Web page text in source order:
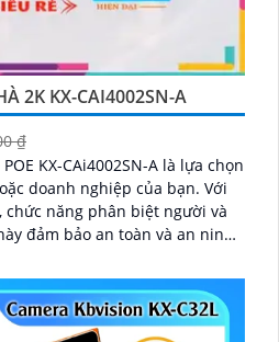
2K KX-CAI4002SN-A
₫
KX-CAi4002SN-A là lựa chọn
doanh nghiệp của bạn. Với
chức năng phân biệt người và
đảm bảo an toàn và an ninh